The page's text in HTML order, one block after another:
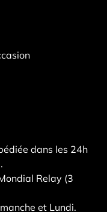
dans les 24h
Relay (3
et Lundi.